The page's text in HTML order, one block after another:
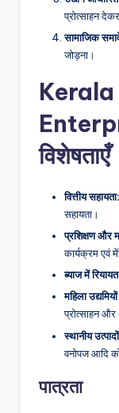
प्रोत्साहन
सामाजिक
जोड़ना।
विशेषताएँ
वित्तीय
सहायता।
प्रशिक्षण और
कार्यक्रम एवं
ब्याज में
महिला
प्रोत्साहन और
स्थानीय
वनोपज आदि
पात्रता